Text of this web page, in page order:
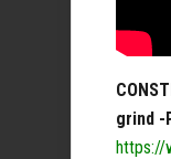
grind -
https://